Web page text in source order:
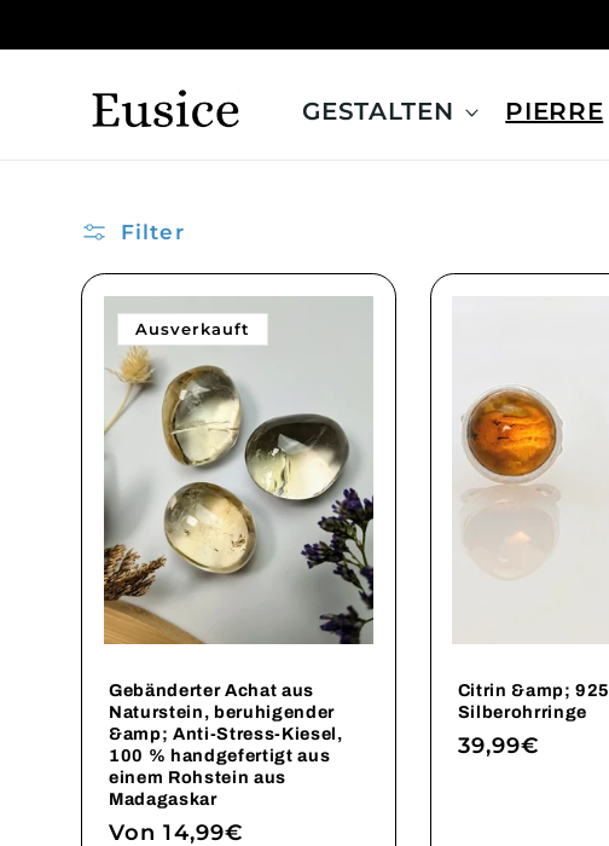
Inhalt
GESTALTEN PIERRE
Filter
Ausverkauft
Gebänderter Achat aus
Naturstein, beruhigender
&amp; Anti-Stress-Kiesel,
100 % handgefertigt aus
einem Rohstein aus
Madagaskar
Normaler
Von 14,99€
Citrin &amp; 925
Silberohrringe
Normaler
39,99€